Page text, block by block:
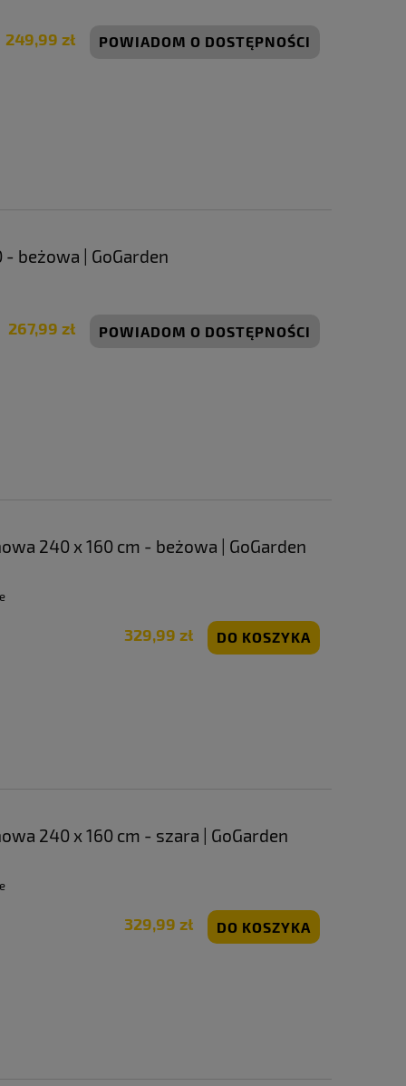
249,99 zł POWIADOM O DOSTĘPNOŚCI
beżowa | GoGarden
267,99 zł POWIADOM O DOSTĘPNOŚCI
240 x 160 cm - beżowa | GoGarden
329,99 zł DO KOSZYKA
240 x 160 cm - szara | GoGarden
329,99 zł DO KOSZYKA